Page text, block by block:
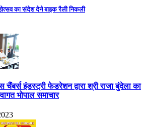
का संदेश देने बाइक रैली निकली
चैंबर्स इंडस्ट्री फेडरेशन द्वारा श्री राजा बुंदेला का
भोपाल समाचार